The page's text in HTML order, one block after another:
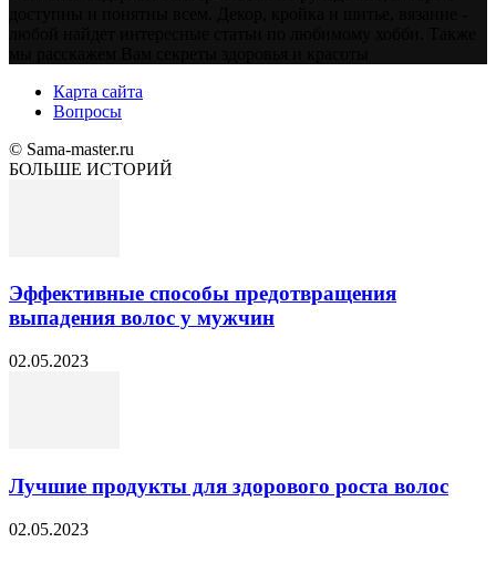
Карта сайта
Вопросы
© Sama-master.ru
БОЛЬШЕ ИСТОРИЙ
Эффективные способы предотвращения
выпадения волос у мужчин
02.05.2023
Лучшие продукты для здорового роста волос
02.05.2023